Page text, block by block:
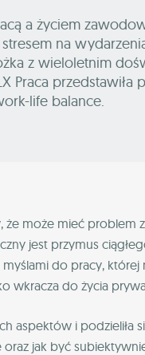
a życiem
na
z wieloletnim
Praca przedstawiła
life balance.
że może mieć
jest przymus
do pracy,
wkracza do życia
aspektów i
jak być